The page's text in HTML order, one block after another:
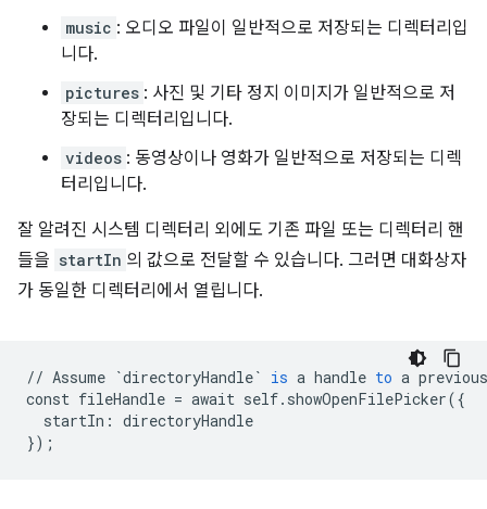
music : 오디오 파일이 일반적으로 저장되는 디렉터리입
니다.
pictures : 사진 및 기타 정지 이미지가 일반적으로 저
장되는 디렉터리입니다.
videos : 동영상이나 영화가 일반적으로 저장되는 디렉
터리입니다.
잘 알려진 시스템 디렉터리 외에도 기존 파일 또는 디렉터리 핸
들을 startIn 의 값으로 전달할 수 있습니다. 그러면 대화상자
가 동일한 디렉터리에서 열립니다.
// Assume `directoryHandle` is a handle to a
const fileHandle = await self. showOpenFilePicker({
startIn : directoryHandle
});